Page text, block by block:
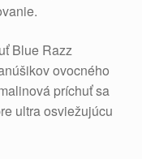
Blue Razz
ovocného
príchuť sa
ultra osviežujúcu